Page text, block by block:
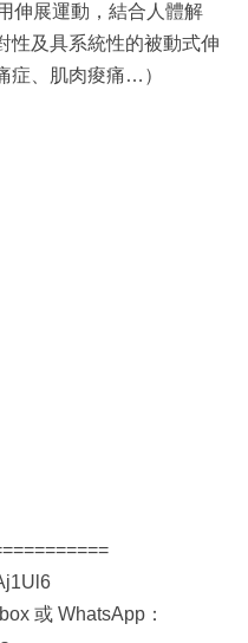
伸展運動，結合人體解
性及具系統性的被動式伸
症、肌肉痠痛…）
或 WhatsApp：